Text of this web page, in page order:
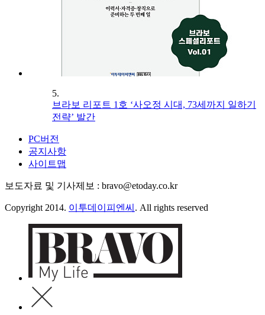
5.
브라보 리포트 1호 ‘사오정 시대, 73세까지 일하기
전략’ 발간
PC버전
공지사항
사이트맵
보도자료 및 기사제보 : bravo@etoday.co.kr
Copyright 2014. 이투데이피엔씨 . All rights reserved